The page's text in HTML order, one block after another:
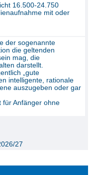
16.500-24.750
mit oder
der sogenannte
die geltenden
mag, die
darstellt.
„gute
intelligente, rationale
auszugeben oder gar
für Anfänger ohne
27